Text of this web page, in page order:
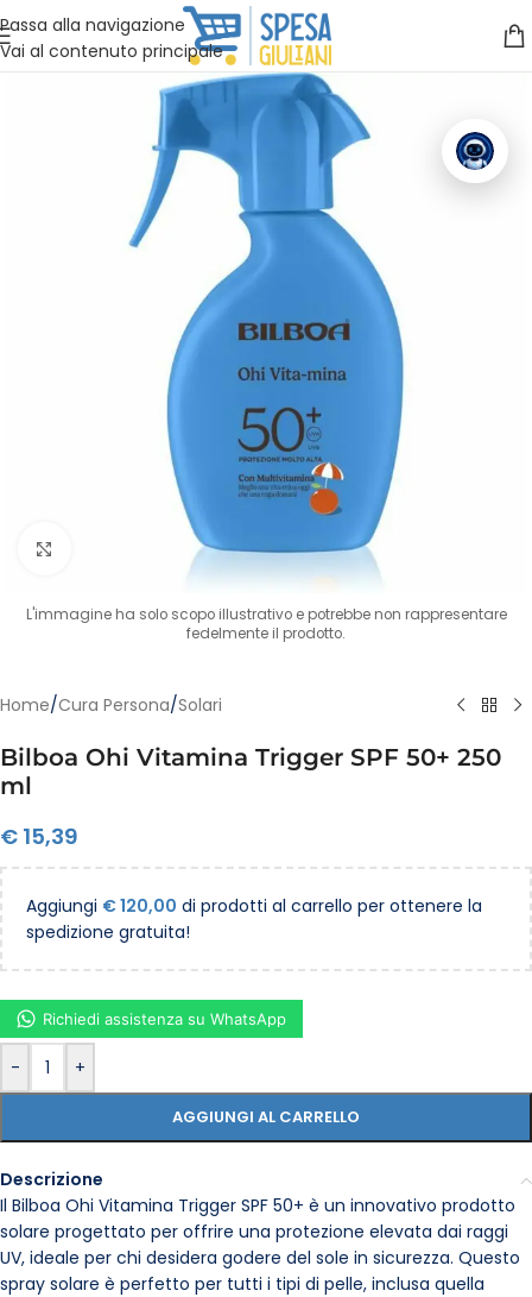
Passa alla navigazione
Vai al contenuto principale
Vuoi assistenza?Clicca qui e ti richiamiamo noi
Clicca per ingrandire
L'immagine ha solo scopo illustrativo e potrebbe non rappresentare
fedelmente il prodotto.
Home/Cura Persona/Solari
Bilboa Ohi Vitamina Trigger SPF 50+ 250
ml
€ 15,39
Aggiungi €120,00 di prodotti al carrello per ottenere la
spedizione gratuita!
- +
AGGIUNGI AL CARRELLO
Richiedi assistenza su WhatsApp
Descrizione
Il Bilboa Ohi Vitamina Trigger SPF 50+ è un innovativo prodotto
solare progettato per offrire una protezione elevata dai raggi
UV, ideale per chi desidera godere del sole in sicurezza. Questo
spray solare è perfetto per tutti i tipi di pelle, inclusa quella